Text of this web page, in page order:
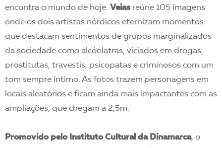
encontra o mundo de hoje. Veiasreúne 105 imagens
onde os dois artistas nórdicos eternizam momentos
que destacam sentimentos de grupos marginalizados
da sociedade como alcóolatras, viciados em drogas,
prostitutas, travestis, psicopatas e criminosos com um
tom sempre íntimo. As fotos trazem personagens em
locais aleatórios e ficam ainda mais impactantes com as
ampliações, que chegam a 2,5m.
Promovido pelo Instituto Cultural da Dinamarca, o